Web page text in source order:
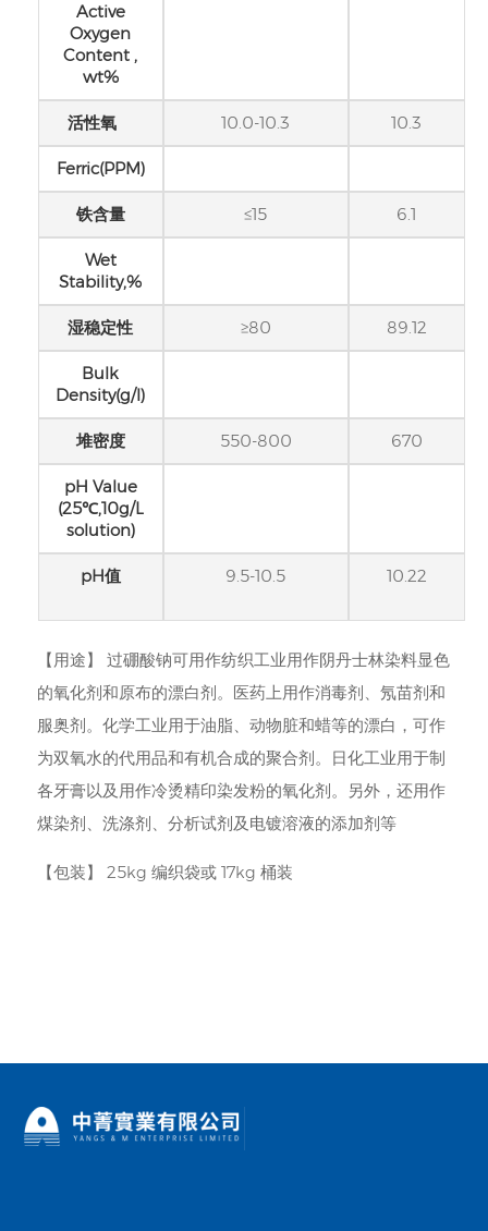
Active
Oxygen
Content ,
wt%
活性氧 10.0-10.3 10.3
Ferric(PPM)
铁含量 ≤15 6.1
Wet
Stability,%
湿稳定性 ≥80 89.12
Bulk
Density(g/l)
堆密度 550-800 670
pH Value
(25℃,10g/L
solution)
pH值 9.5-10.5 10.22
【用途】 过硼酸钠可用作纺织工业用作阴丹士林染料显色
的氧化剂和原布的漂白剂。医药上用作消毒剂、氖苗剂和
服奥剂。化学工业用于油脂、动物脏和蜡等的漂白，可作
为双氧水的代用品和有机合成的聚合剂。日化工业用于制
各牙膏以及用作冷烫精印染发粉的氧化剂。另外，还用作
煤染剂、洗涤剂、分析试剂及电镀溶液的添加剂等
【包装】 25kg 编织袋或 17kg 桶装